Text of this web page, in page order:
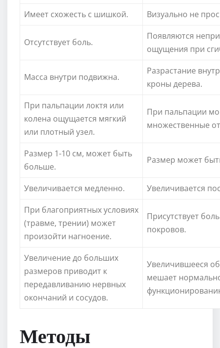
Имеет схожесть с шишкой. Визуально не
Отсутствует боль.
Появляются
ощущения при
Масса внутри подвижна.
Разрастание
кроны дерева.
При пальпации локтя или
колена ощущается мягкий
или плотный узел.
При пальпации
множественные
Размер 1-10 см, может быть
больше.
Размер может
Увеличивается медленно.
Увеличивается
При благоприятных условиях
(травме, трении) может
произойти нагноение.
Присутствует
покровов.
Увеличение до больших
размеров приводит к
передавливанию нервных
окончаний и сосудов.
Увеличившееся
мешает
Методы